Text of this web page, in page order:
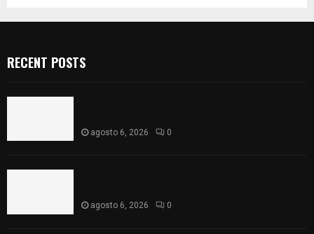
RECENT POSTS
agosto 6, 2026 0
agosto 6, 2026 0